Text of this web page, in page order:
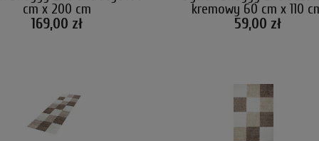
cm x 200 cm
169,00 zł
kremowy 60 cm x 110
59,00 zł